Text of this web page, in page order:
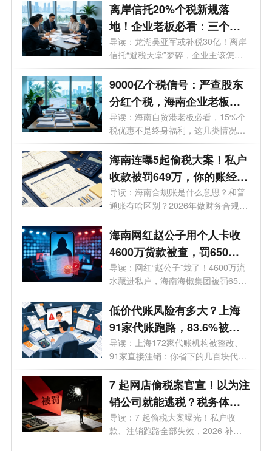
离岸信托20%个税新规落
地！企业老板必看：三个环
节都要交税，90天窗口期怎
么补？
导读：龙湖吴亚军或补税30亿！离岸
信托“避税天堂”梦碎，企业主该怎么
办...
9000亿个税信号：严查股东
分红个税，海南企业老板别
再靠“侥幸”做账
导读：海南自贸港老板必看，15%个
税优惠不是终身福利，这几类情况全
额补税...
海南连曝5起偷税大案！私户
收款被罚649万，你的账经得
起查吗？海南做财务合规要
多少钱？
导读：海南合规账是什么意思？和普
通账有啥区别？2026年做财务合规要
多少...
海南网红赵公子用个人卡收
4600万货款被查，罚650
万！私户收款的风险到底有
多大？
导读：网红“赵公子”栽了！4600万流
水藏进私户，海南海椒集团被罚650
万，...
低价代账风险有多大？上海
91家代账跑路，83.6%被查
企业栽在这！
导读：上海172家代账机构被整改、
91家直接注销：你省下的几百块代账
费，正...
7 起网店偷税案官宣！以为注
销公司就能逃税？税务体检
挖出隐藏千万风险
导读：7 起偷税大案曝光！私户收
款、注销跑路全部失效，2026 补税
直接按 13...